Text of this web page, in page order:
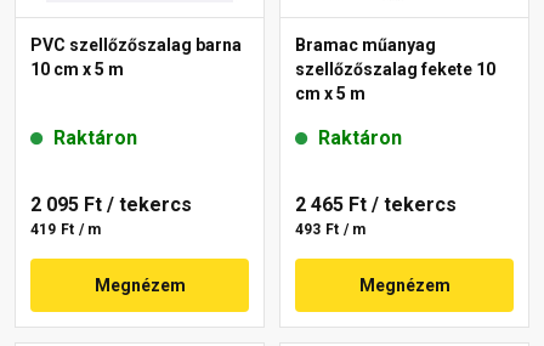
PVC szellőzőszalag barna
10 cm x 5 m
Raktáron
2 095 Ft / tekercs
419 Ft / m
Megnézem
Bramac műanyag
szellőzőszalag fekete 10
cm x 5 m
Raktáron
2 465 Ft / tekercs
493 Ft / m
Megnézem